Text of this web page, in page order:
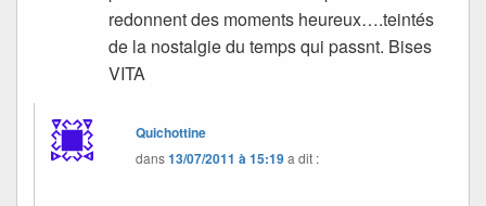
redonnent des moments heureux….teintés
de la nostalgie du temps qui passnt. Bises
VITA
Quichottine
dans13/07/2011 à 15:19a dit :